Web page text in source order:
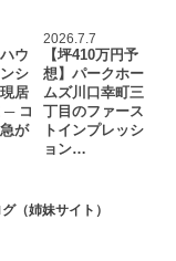
ウ
シ
居
─ コ
が
2026.7.7
【坪410万円予
想】パークホー
ムズ川口幸町三
丁目のファース
トインプレッシ
ョン…
（姉妹サイト）